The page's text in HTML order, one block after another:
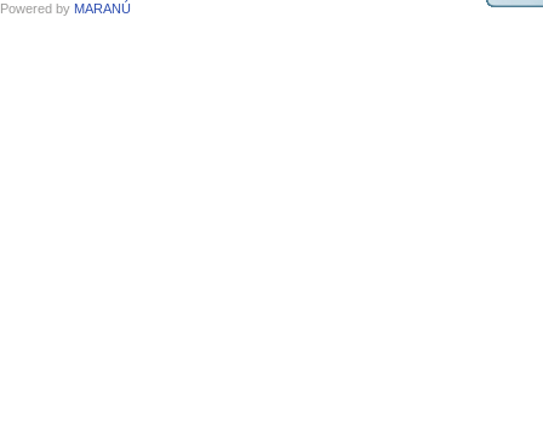
Powered by MARANÚ